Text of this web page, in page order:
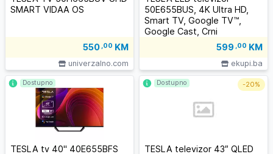
SMART VIDAA OS
550 ,00 KM
univerzalno.com
50E655BUS, 4K Ultra HD,
Smart TV, Google TV™,
Google Cast, Crni
599 ,00 KM
ekupi.ba
TESLA tv 40" 40E655BFS
Dostupno
TESLA televizor 43″ QLED
Dostupno -20%